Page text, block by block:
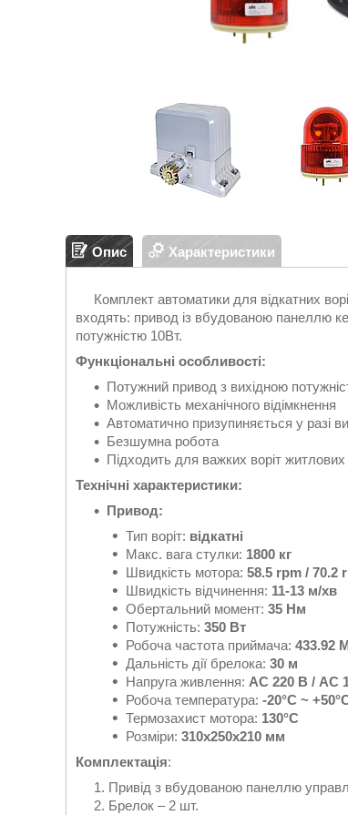
Опис Характеристики
Комплект автоматики для відкатних
входять: привод із вбудованою панеллю
потужністю 10Вт.
Функціональні особливості:
Потужний привод з вихідною
Можливість механічного відімкнення
Автоматично призупиняється у разі
Безшумна робота
Підходить для важких воріт
Технічні характеристики:
Привод:
Тип воріт: відкатні
Макс. вага стулки: 1800 кг
Швидкість мотора: 58.5 rpm / 70.2
Швидкість відчинення: 11-13 м/хв
Обертальний момент: 35 Нм
Потужність: 350 Вт
Робоча частота приймача: 433.92
Дальність дії брелока: 30 м
Напруга живлення: AC 220 В / AC
Робоча температура: -20°C ~
Термозахист мотора: 130°C
Розміри: 310x250x210 мм
Комплектація:
Привід з вбудованою панеллю
Брелок – 2 шт.